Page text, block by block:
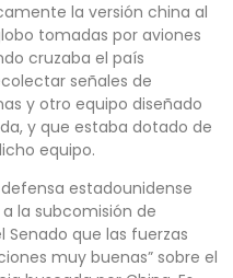
la versión china al
tomadas por aviones
cruzaba el país
señales de
y otro equipo diseñado
y que estaba dotado de
equipo.
estadounidense
la subcomisión de
Senado que las fuerzas
muy buenas” sobre el